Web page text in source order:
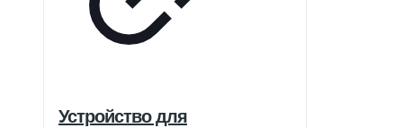
Устройство для